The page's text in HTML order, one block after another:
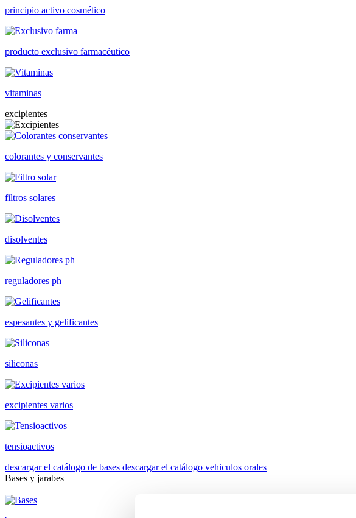
principio activo cosmético
producto exclusivo farmacéutico
vitaminas
excipientes
colorantes y conservantes
filtros solares
disolventes
reguladores ph
espesantes y gelificantes
siliconas
excipientes varios
tensioactivos
descargar el catálogo de bases descargar el catálogo vehiculos orales
Bases y jarabes